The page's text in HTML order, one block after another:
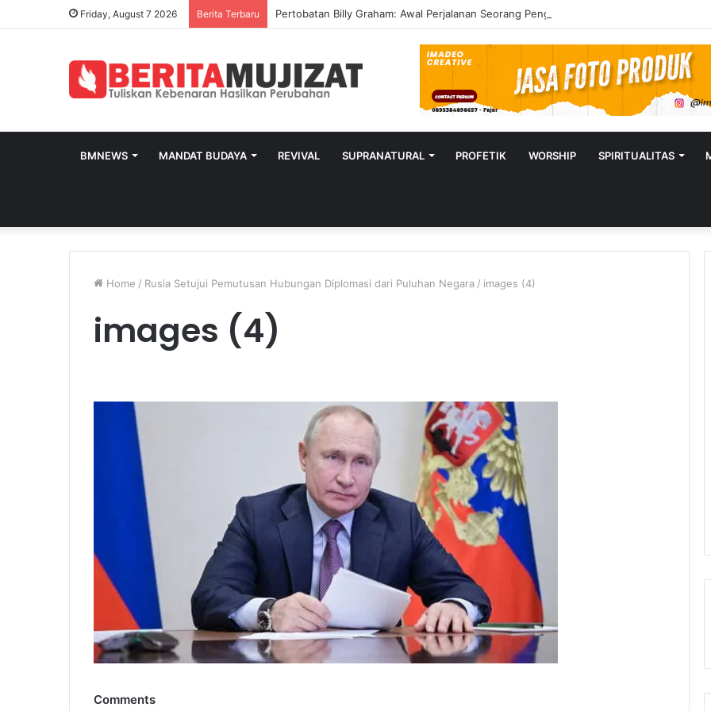
Friday, August 7 2026 Berita Terbaru Pertobatan Billy Graham: Awal Perjalanan Seorang Penginjil Dunia
BMNEWS MANDAT BUDAYA REVIVAL SUPRANATURAL PROFETIK WORSHIP SPIRITUALITAS
Home / Rusia Setujui Pemutusan Hubungan Diplomasi dari Puluhan Negara / images (4)
images (4)
Comments